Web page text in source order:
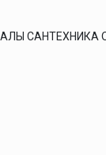
САНТЕХНИКА